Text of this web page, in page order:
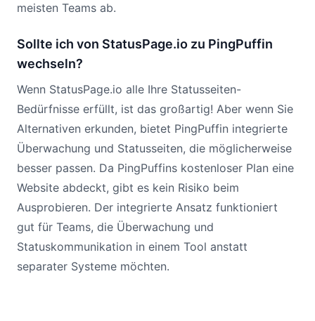
meisten Teams ab.
Sollte ich von StatusPage.io zu PingPuffin
wechseln?
Wenn StatusPage.io alle Ihre Statusseiten-
Bedürfnisse erfüllt, ist das großartig! Aber wenn Sie
Alternativen erkunden, bietet PingPuffin integrierte
Überwachung und Statusseiten, die möglicherweise
besser passen. Da PingPuffins kostenloser Plan eine
Website abdeckt, gibt es kein Risiko beim
Ausprobieren. Der integrierte Ansatz funktioniert
gut für Teams, die Überwachung und
Statuskommunikation in einem Tool anstatt
separater Systeme möchten.